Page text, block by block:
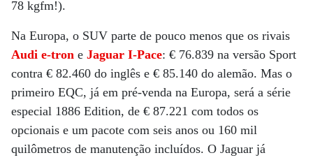
78 kgfm!).
Na Europa, o SUV parte de pouco menos que os rivais
Audi e-tron e Jaguar I-Pace: € 76.839 na versão Sport
contra € 82.460 do inglês e € 85.140 do alemão. Mas o
primeiro EQC, já em pré-venda na Europa, será a série
especial 1886 Edition, de € 87.221 com todos os
opcionais e um pacote com seis anos ou 160 mil
quilômetros de manutenção incluídos. O Jaguar já